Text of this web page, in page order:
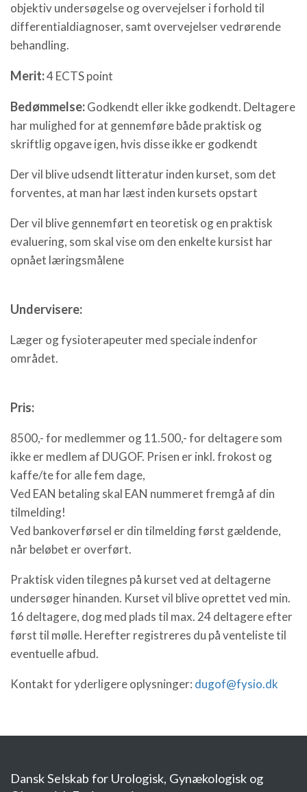
objektiv undersøgelse og overvejelser i forhold til
differentialdiagnoser, samt overvejelser vedrørende
behandling.
Merit:4 ECTS point
Bedømmelse:Godkendt eller ikke godkendt. Deltagere
har mulighed for at gennemføre både praktisk og
skriftlig opgave igen, hvis disse ikke er godkendt
Der vil blive udsendt litteratur inden kurset, som det
forventes, at man har læst inden kursets opstart
Der vil blive gennemført en teoretisk og en praktisk
evaluering, som skal vise om den enkelte kursist har
opnået læringsmålene
Undervisere:
Læger og fysioterapeuter med speciale indenfor
området.
Pris:
8500,- for medlemmer og 11.500,- for deltagere som
ikke er medlem af DUGOF. Prisen er inkl. frokost og
kaffe/te for alle fem dage,
Ved EAN betaling skal EAN nummeret fremgå af din
tilmelding!
Ved bankoverførsel er din tilmelding først gældende,
når beløbet er overført.
Praktisk viden tilegnes på kurset ved at deltagerne
undersøger hinanden. Kurset vil blive oprettet ved min.
16 deltagere, dog med plads til max. 24 deltagere efter
først til mølle. Herefter registreres du på venteliste til
eventuelle afbud.
Kontakt for yderligere oplysninger: dugof@fysio.dk
Dansk Selskab for Urologisk, Gynækologisk og